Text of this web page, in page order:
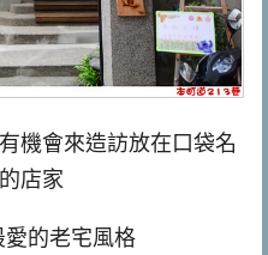
機會來造訪放在口袋名
店家
的老宅風格